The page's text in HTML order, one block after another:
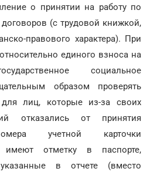
о принятии на работу по
(с трудовой книжкой,
правового характера). При
единого взноса на
социальное
образом проверять
лиц, которые из-за своих
отказались от принятия
учетной карточки
имеют отметку в паспорте,
в отчете (вместо